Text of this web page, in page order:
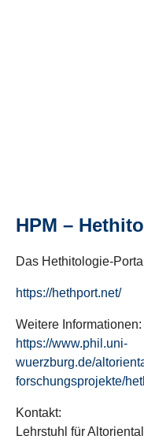
HPM –
Das Hethitologie-
https://hethport.net/
Weitere Informationen:
https://www.phil.uni-
wuerzburg.de/
forschungsprojekte/
Kontakt:
Lehrstuhl für